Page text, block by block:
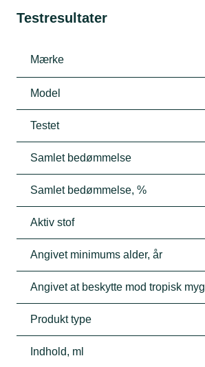
Testresultater
Mærke
Model
Testet
Samlet bedømmelse
Samlet bedømmelse, %
Aktiv stof
Angivet minimums alder, år
Angivet at beskytte mod tropisk myg
Produkt type
Indhold, ml